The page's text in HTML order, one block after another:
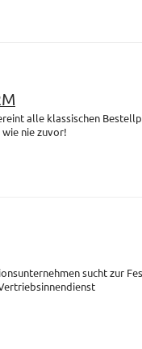
alle klassischen
nie zuvor!
sucht zur